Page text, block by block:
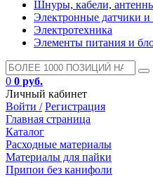
Шнуры, кабели,
Электронные датчики
Электротехника
Элементы питания и
0 0 руб.
Личный кабинет
Войти / Регистрация
Главная страница
Каталог
Расходные материалы
Материалы для пайки
Припои без канифоли